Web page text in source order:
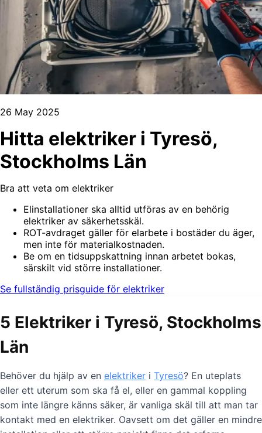
26 May 2025
Hitta elektriker i Tyresö,
Stockholms Län
Bra att veta om elektriker
Elinstallationer ska alltid utföras av en behörig
elektriker av säkerhetsskäl.
ROT-avdraget gäller för elarbete i bostäder du äger,
men inte för materialkostnaden.
Be om en tidsuppskattning innan arbetet bokas,
särskilt vid större installationer.
Se fullständig prisguide för elektriker
5 Elektriker i Tyresö, Stockholms
Län
Behöver du hjälp av en elektriker i Tyresö? En uteplats
eller ett uterum som ska få el, eller en gammal koppling
som inte längre känns säker, är vanliga skäl till att man tar
kontakt med en elektriker. Oavsett om det gäller en mindre